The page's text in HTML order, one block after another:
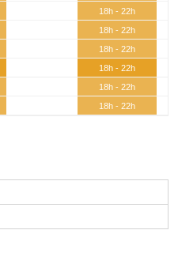
18h - 22h
18h - 22h
18h - 22h
18h - 22h
18h - 22h
18h - 22h